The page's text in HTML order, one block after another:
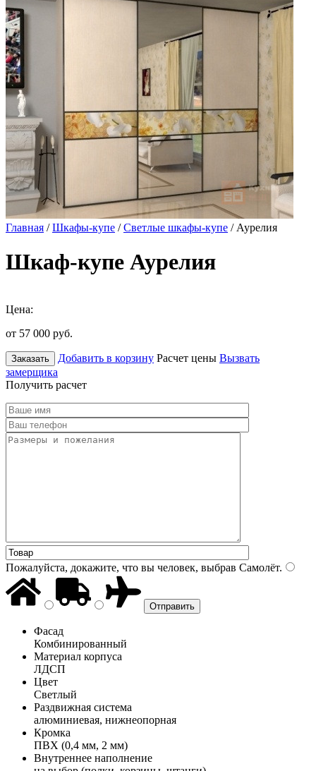
Главная /Шкафы-купе /Светлые шкафы-купе / Аурелия
Шкаф-купе Аурелия
Цена:
от 57 000 руб.
Заказать Добавить в корзину Расчет цены Вызвать
замерщика
Получить расчет
Пожалуйста, докажите, что вы человек, выбрав Самолёт.
Фасад
Комбинированный
Материал корпуса
ЛДСП
Цвет
Светлый
Раздвижная система
алюминиевая, нижнеопорная
Кромка
ПВХ (0,4 мм, 2 мм)
Внутреннее наполнение